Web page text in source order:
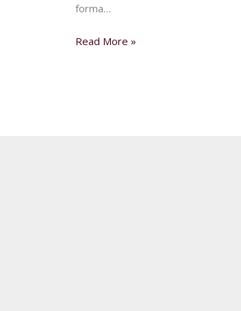
forma…
Read More »